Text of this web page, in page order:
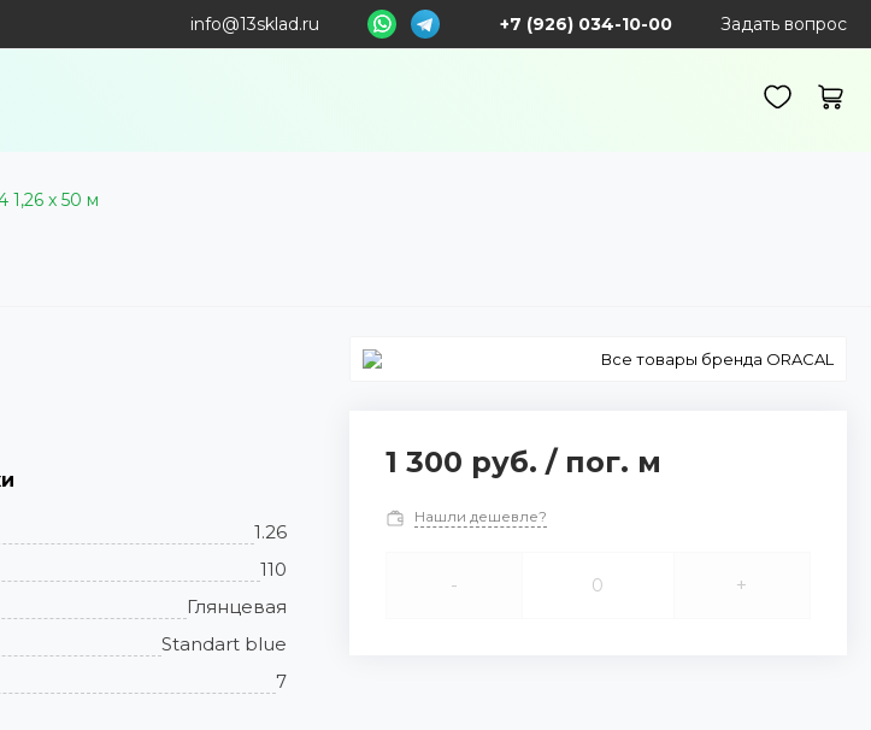
info@13sklad.ru +7 (926) 034-10-00 Задать вопрос
1,26 x 50 м
Все товары бренда ORACAL
1.26
110
Глянцевая
Standart blue
7
1 300 руб. / пог. м
Нашли дешевле?
- +